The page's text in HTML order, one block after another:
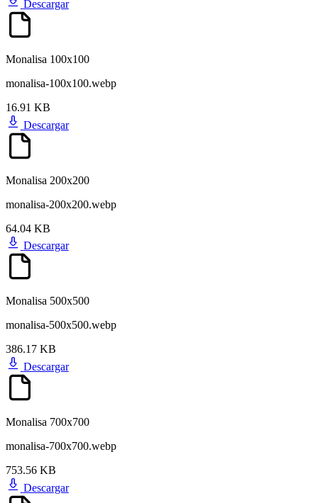
Descargar
Monalisa 100x100
monalisa-100x100.webp
16.91 KB
Descargar
Monalisa 200x200
monalisa-200x200.webp
64.04 KB
Descargar
Monalisa 500x500
monalisa-500x500.webp
386.17 KB
Descargar
Monalisa 700x700
monalisa-700x700.webp
753.56 KB
Descargar